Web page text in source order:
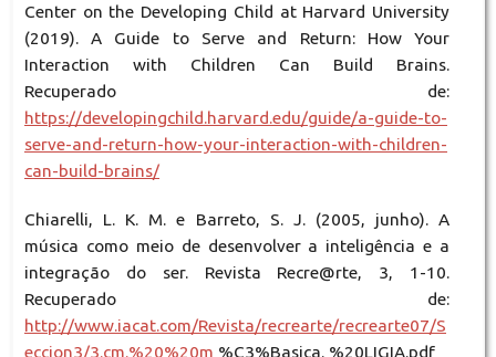
Center on the Developing Child at Harvard University
(2019). A Guide to Serve and Return: How Your
Interaction with Children Can Build Brains.
Recuperado de:
https://developingchild.harvard.edu/guide/a-guide-to-
serve-and-return-how-your-interaction-with-children-
can-build-brains/
Chiarelli, L. K. M. e Barreto, S. J. (2005, junho). A
música como meio de desenvolver a inteligência e a
integração do ser. Revista Recre@rte, 3, 1-10.
Recuperado de:
http://www.iacat.com/Revista/recrearte/recrearte07/S
eccion3/3.cm.%20%20m %C3%Basica. %20LIGIA.pdf